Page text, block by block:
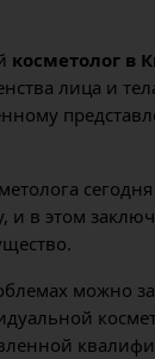
косметолог в
лица и
сегодня
в этом
можно